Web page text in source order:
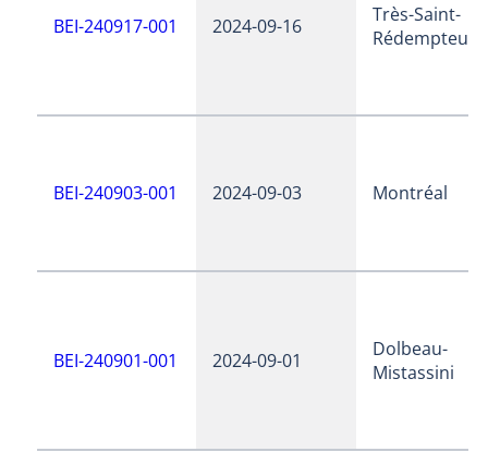
BEI-240917-001 2024-09-16
Très-Saint-
Rédempteur
BEI-240903-001 2024-09-03 Montréal
BEI-240901-001 2024-09-01
Dolbeau-
Mistassini